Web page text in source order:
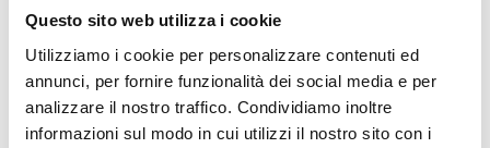
Questo sito web utilizza i cookie
Utilizziamo i cookie per personalizzare contenuti ed
annunci, per fornire funzionalità dei social media e per
analizzare il nostro traffico. Condividiamo inoltre
informazioni sul modo in cui utilizzi il nostro sito con i
Storia